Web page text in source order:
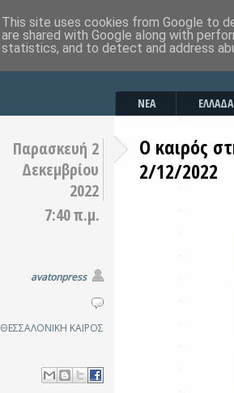
ΝΕΑ ΕΛΛΑΔΑ
Παρασκευή 2
Δεκεμβρίου
2022
7:40 π.μ.
avatonpress
ΘΕΣΣΑΛΟΝΙΚΗ ΚΑΙΡΟΣ
Ο καιρός
2/12/2022
This site uses cookies from Google to
are shared with Google along with
statistics, and to detect and address